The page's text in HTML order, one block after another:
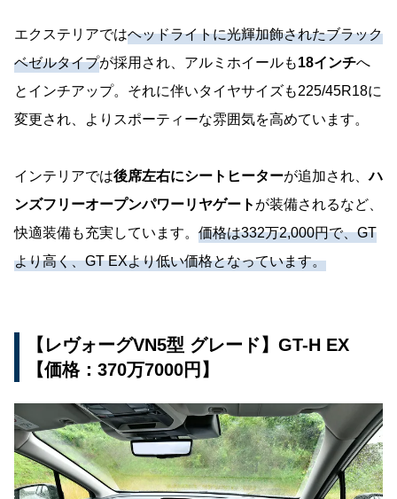
エクステリアではヘッドライトに光輝加飾されたブラック
ベゼルタイプが採用され、アルミホイールも18インチへ
とインチアップ。それに伴いタイヤサイズも225/45R18に
変更され、よりスポーティーな雰囲気を高めています。
インテリアでは後席左右にシートヒーターが追加され、ハ
ンズフリーオープンパワーリヤゲート が装備されるなど、
快適装備も充実しています。 価格は332万2,000円で、GT
より高く、GT EXより低い価格となっています。
【レヴォーグVN5型 グレード】GT-H EX
【価格：370万7000円】